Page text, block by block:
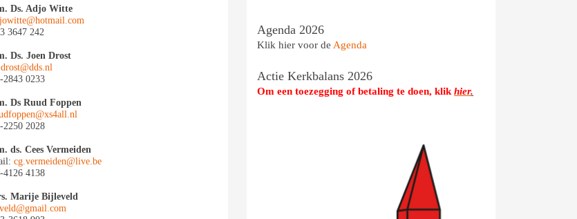
Ds. Adjo Witte
3647 242
Ds. Joen Drost
2843 0233
Ds Ruud Foppen
2250 2028
ds. Cees Vermeiden
cg.vermeiden@live.be
4126 4138
Marije Bijleveld
Agenda 2026
Klik hier voor de Agenda
Actie Kerkbalans 2026
Om een toezegging of betaling te doen, klikhier.